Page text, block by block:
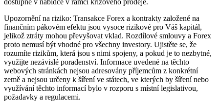
Upozornění na riziko: Transakce Forex a kontrakty založené na
finančním pákovém efektu jsou vysoce rizikové pro Váš kapitál,
jelikož ztráty mohou převyšovat vklad. Rozdílové smlouvy a Forex
proto nemusí být vhodné pro všechny investory. Ujistěte se, že
rozumíte rizikům, která jsou s nimi spojeny, a pokud je to nezbytné,
využijte nezávislé poradenství. Informace uvedené na těchto
webových stránkách nejsou adresovány příjemcům z konkrétní
země a nejsou určeny k šíření ve státech, ve kterých by šíření nebo
využívání těchto informací bylo v rozporu s místní legislativou,
požadavky a regulacemi.